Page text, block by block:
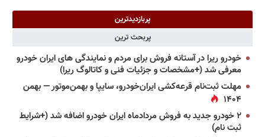
پربازدیدترین
پربحث ترین
خودرو ریرا در آستانه فروش برای مردم و نمایندگی های ایران خودرو
معرفی شد (+مشخصات و جزئیات فنی و کاتالوگ ریرا)
مهلت ثبت‌نام قرعه‌کشی ایران‌خودرو، سایپا و بهمن‌موتور — بهمن
۱۴۰۴
۲ خودرو جدید به فروش مردادماه ایران خودرو اضافه شد (+شرایط
ثبت نام)